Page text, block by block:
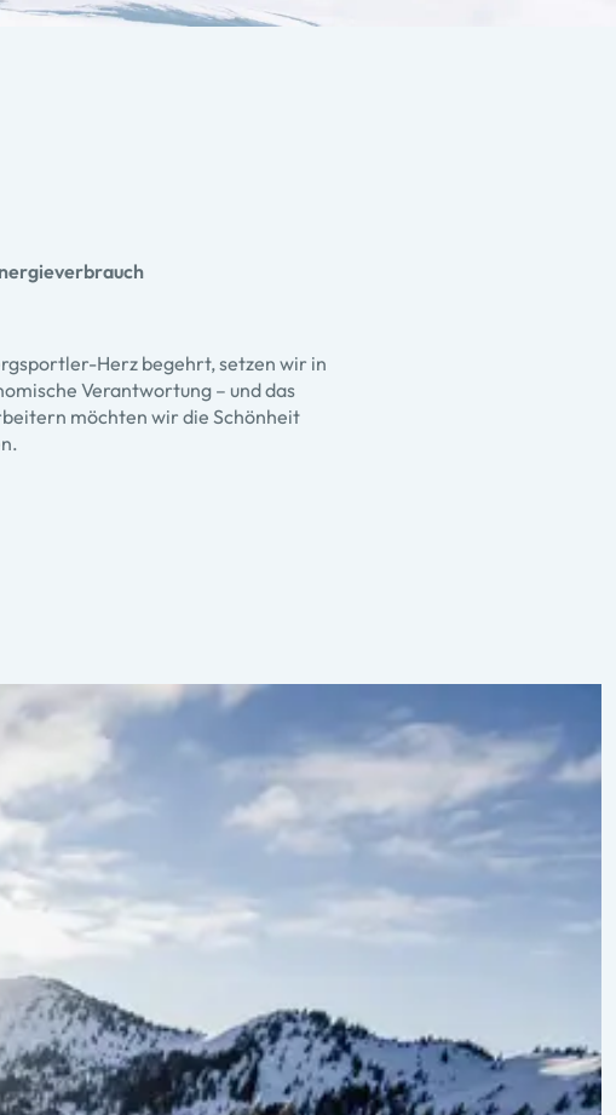
Herz begehrt, setzen wir in
Verantwortung – und das
möchten wir die Schönheit